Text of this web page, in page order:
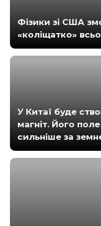
Фізики зі США
«коліщатко»
У Китаї буде
магніт. Його
сильніше за